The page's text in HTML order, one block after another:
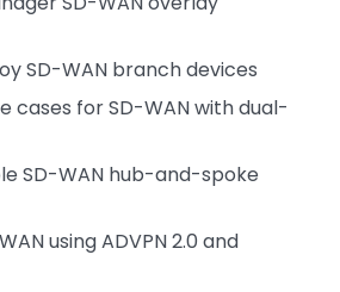
SD-WAN branch devices
cases for SD-WAN with dual-
SD-WAN hub-and-spoke
using ADVPN 2.0 and